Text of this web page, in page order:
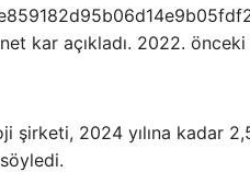
kar açıkladı. 2022. önceki
şirketi, 2024 yılına kadar